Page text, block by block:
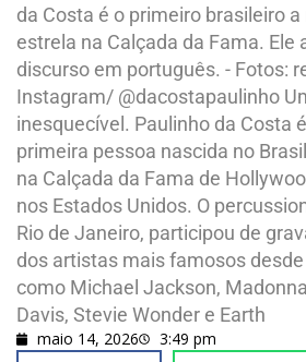
da Costa é o primeiro brasileiro
estrela na Calçada da Fama. Ele
discurso em português. - Fotos:
Instagram/ @dacostapaulinho
inesquecível. Paulinho da Costa
primeira pessoa nascida no
na Calçada da Fama de
nos Estados Unidos. O
Rio de Janeiro, participou de
dos artistas mais famosos
como Michael Jackson,
Davis, Stevie Wonder e Earth
maio 14, 2026 3:49 pm